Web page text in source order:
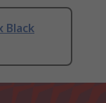
Black